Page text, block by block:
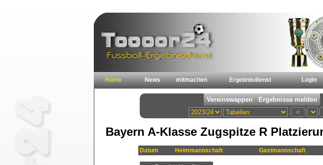
Home News mitmachen Ergebnisdienst Login
Bayern A-Klasse Zugspitze R
Datum Heimmannschaft Gastmannschaft